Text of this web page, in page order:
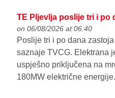
TE Pljevlja poslije tri i po
on 06/08/2026 at 06:40
Poslije tri i po dana
saznaje TVCG. Elektrana
uspješno priključena na
180MW električne energije.